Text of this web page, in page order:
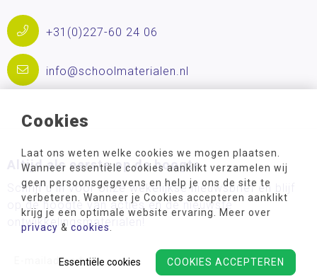
Cookies
Laat ons weten welke cookies we mogen plaatsen.
Wanneer essentiële cookies aanklikt verzamelen wij
geen persoonsgegevens en help je ons de site te
verbeteren. Wanneer je Cookies accepteren aanklikt
krijg je een optimale website ervaring. Meer over
privacy & cookies
COOKIES ACCEPTEREN
Essentiële cookies
+31(0)227-60 24 06
info@schoolmaterialen.nl
Altijd als eerste op de hoogte
Schrijf u in voor onze wekelijkse nieuwsbrief en blijf
op de hoogte van acties en de nieuwste
ontwikkelingsmaterialen!